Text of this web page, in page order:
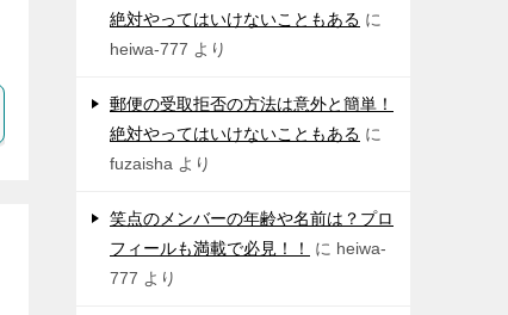
絶対やってはいけないこともある に
heiwa-777 より
郵便の受取拒否の方法は意外と簡単！
絶対やってはいけないこともある に
fuzaisha より
笑点のメンバーの年齢や名前は？プロ
フィールも満載で必見！！
に heiwa-
777 より